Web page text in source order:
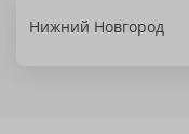
Нижний Новгород